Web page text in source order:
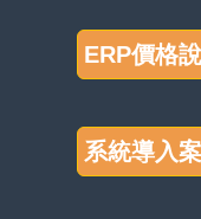
ERP價格
系統導入